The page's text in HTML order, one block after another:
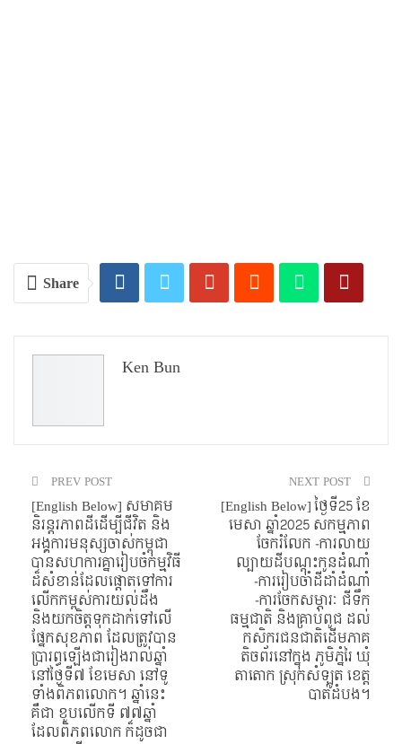
Share
Ken Bun
PREV POST
[English Below] សមាគម
និរន្តរភាពដីដើម្បីជីវិត និង
អង្គការមនុស្សចាស់កម្ពុជា
បានសហការគ្នារៀបចំកម្មវិធី
ដ៏សំខាន់ដែលផ្តោតទៅការ
លើកកម្ពស់ការយល់ដឹង
និងយកចិត្តទុកដាក់ទៅលើ
ផ្នែកសុខភាព ដែលត្រូវបាន
ប្រារព្ធឡើងជារៀងរាល់ឆ្នាំ
នៅថ្ងៃទី៧ ខែមេសា នៅទូ
ទាំងពិភពលោក។ ឆ្នាំនេះ
គឺជា ខួបលើកទី ៧៧ឆ្នាំ
ដែលពិភពលោក ក៏ដូចជា
NEXT POST
[English Below] ថ្ងៃទី25 ខែ
មេសា ឆ្នាំ2025 សកម្មភាព
ចែករំលែក -ការលាយ
ល្បាយដីបណ្ដុះកូនដំណាំ
-ការរៀបចាំដីដាំដំណាំ
-ការចែកសម្ភារៈ ជីទឹក
ធម្មជាតិ និងគ្រាប់ពូជ ដល់
កសិករជនជាតិដើមភាគ
តិចព័រនៅក្នុង ភូមិភ្នំរៃ ឃុំ
តាតោក ស្រុកសំឡូត ខេត្ត
បាត់ដំបង។